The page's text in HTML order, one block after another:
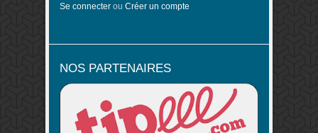
Se connecter ou Créer un compte
NOS PARTENAIRES